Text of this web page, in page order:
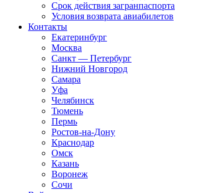
Срок действия загранпаспорта
Условия возврата авиабилетов
Контакты
Екатеринбург
Москва
Санкт — Петербург
Нижний Новгород
Самара
Уфа
Челябинск
Тюмень
Пермь
Ростов-на-Дону
Краснодар
Омск
Казань
Воронеж
Сочи